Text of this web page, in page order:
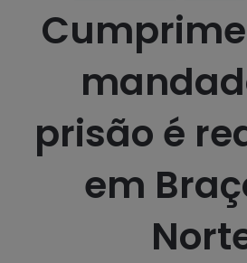
prisão é
em